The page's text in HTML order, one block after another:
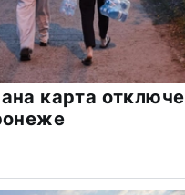
карта